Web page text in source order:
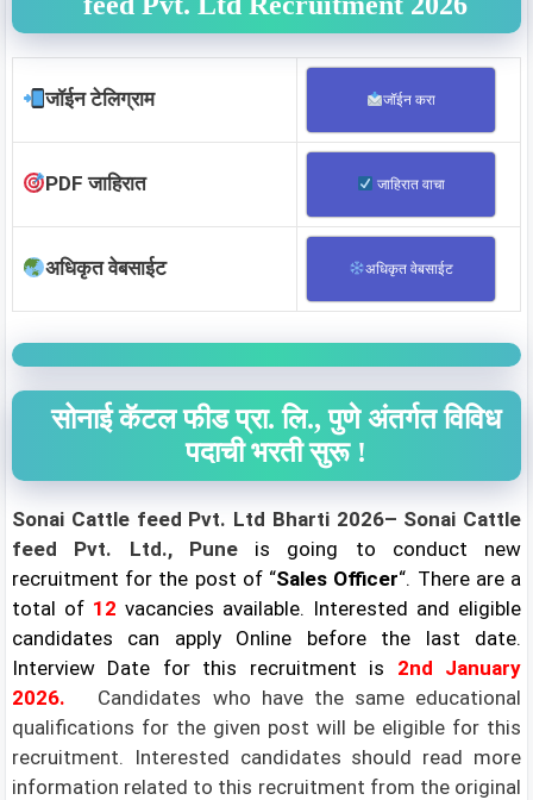
जॉईन टेलिग्राम जॉईन करा
PDF जाहिरात जाहिरात वाचा
अधिकृत वेबसाईट अधिकृत वेबसाईट
सोनाई कॅटल फीड प्रा. लि., पुणे अंतर्गत विविध
पदाची भरती सुरू !
Sonai Cattle feed Pvt. Ltd Bharti 2026– Sonai Cattle
feed Pvt. Ltd., Puneis going to conduct new
recruitment for the post of “Sales Officer“. There are a
total of 12 vacancies available. Interested and eligible
candidates can apply Online before the last date.
Interview Date for this recruitment is 2nd January
2026.
Candidates who have the same educational
qualifications for the given post will be eligible for this
recruitment. Interested candidates should read more
information related to this recruitment from the original